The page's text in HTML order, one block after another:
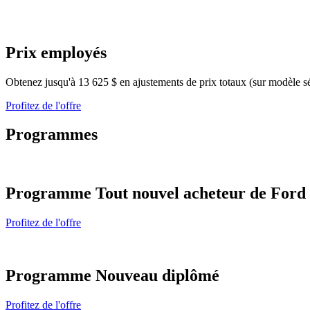
Prix employés
Obtenez jusqu'à 13 625 $ en ajustements de prix totaux (sur modèle
Profitez de l'offre
Programmes
Programme Tout nouvel acheteur de Ford
Profitez de l'offre
Programme Nouveau diplômé
Profitez de l'offre